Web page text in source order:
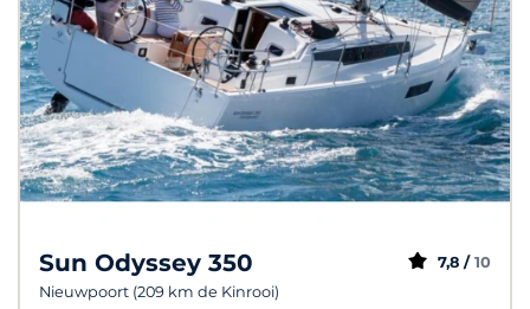
Sun Odyssey 350
Nieuwpoort (209 km de Kinrooi)
7,8 / 10